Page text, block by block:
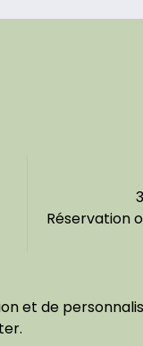
Réservation
et de